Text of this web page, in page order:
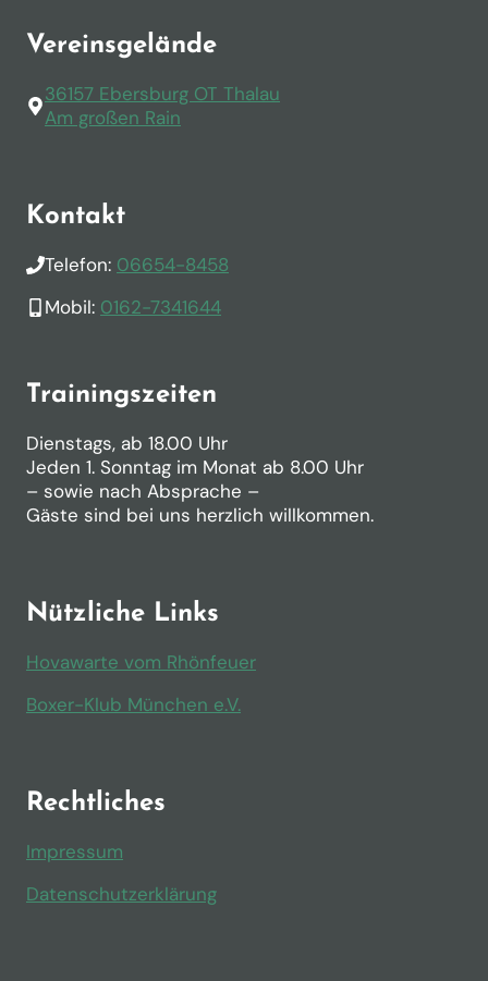
Vereinsgelände
36157 Ebersburg OT Thalau
Am großen Rain
Kontakt
Telefon: 06654-8458
Mobil: 0162-7341644
Trainingszeiten
Dienstags, ab 18.00 Uhr
Jeden 1. Sonntag im Monat ab 8.00 Uhr
– sowie nach Absprache –
Gäste sind bei uns herzlich willkommen.
Nützliche Links
Hovawarte vom Rhönfeuer
Boxer-Klub München e.V.
Rechtliches
Impressum
Datenschutzerklärung